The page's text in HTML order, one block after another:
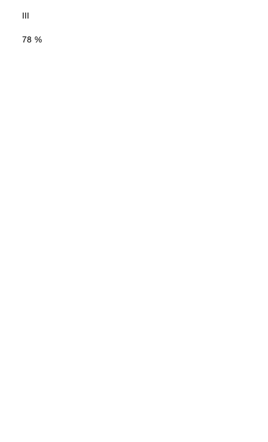
III
78 %
Katecho­l­amine